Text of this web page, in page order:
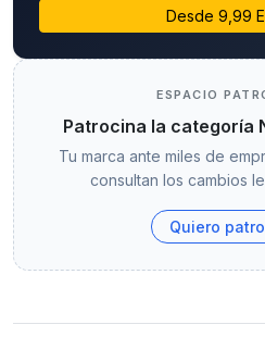
Desde 9,99
ESPACIO
Patrocina la categoría
Tu marca ante miles de
consultan los cambios
Quiero